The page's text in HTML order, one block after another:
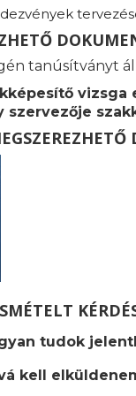
tanúsítványt
szervezője
tudok
kell